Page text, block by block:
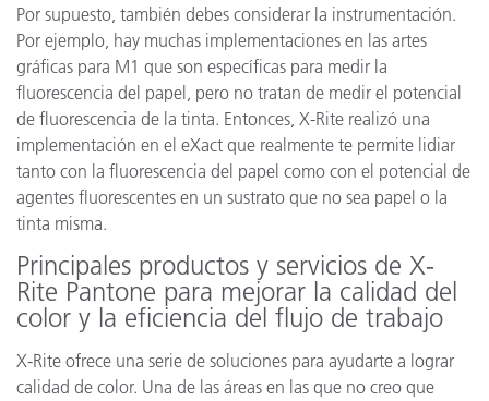
Por supuesto, también debes considerar la instrumentación.
Por ejemplo, hay muchas implementaciones en las artes
gráficas para M1 que son específicas para medir la
fluorescencia del papel, pero no tratan de medir el potencial
de fluorescencia de la tinta. Entonces, X-Rite realizó una
implementación en el eXact que realmente te permite lidiar
tanto con la fluorescencia del papel como con el potencial de
agentes fluorescentes en un sustrato que no sea papel o la
tinta misma.
Principales productos y servicios de X-
Rite Pantone para mejorar la calidad del
color y la eficiencia del flujo de trabajo
X-Rite ofrece una serie de soluciones para ayudarte a lograr
calidad de color. Una de las áreas en las que no creo que